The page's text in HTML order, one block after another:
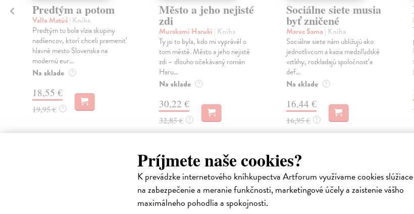
Príjmete naše cookies?
K prevádzke internetového kníhkupectva Artforum využívame cookies slúžiace
na zabezpečenie a meranie funkčnosti, marketingové účely a zaistenie vášho
maximálneho pohodlia a spokojnosti.
Predtým a potom
Vallo Matúš| Kniha
Predtým tu bola vízia skupiny
nadšencov, ktorí chceli premeniť
hlavné mesto Slovenska na
modernú eur...
Na sklade ?
18,55 €
19,95 € ?
Město a jeho nejisté
zdi
Murakami Haruki | Kniha
Ty jsi to byla, kdo mi vyprávěl o
tom městě. Město a jeho nejisté
zdi – dlouho očekávaný román
Haru...
Na sklade ?
30,22 €
32,85 € ?
Sociálne siete musia
byť zničené
Marec Samo| Kniha
Sociálne siete nám ubližujú ako
jednotlivcom a kazia medziľudské
vzťahy, rozkladajú spoločnosť a
def...
Na sklade ?
16,44 €
16,95 € ?
Čitatelia s podobným vkusom